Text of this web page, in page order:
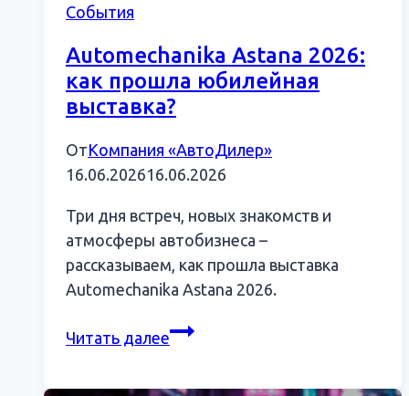
События
Automechanika Astana 2026:
как прошла юбилейная
выставка?
ОтКомпания «АвтоДилер»
16.06.202616.06.2026
Три дня встреч, новых знакомств и
атмосферы автобизнеса –
рассказываем, как прошла выставка
Automechanika Astana 2026.
Читать далееAutomechanika